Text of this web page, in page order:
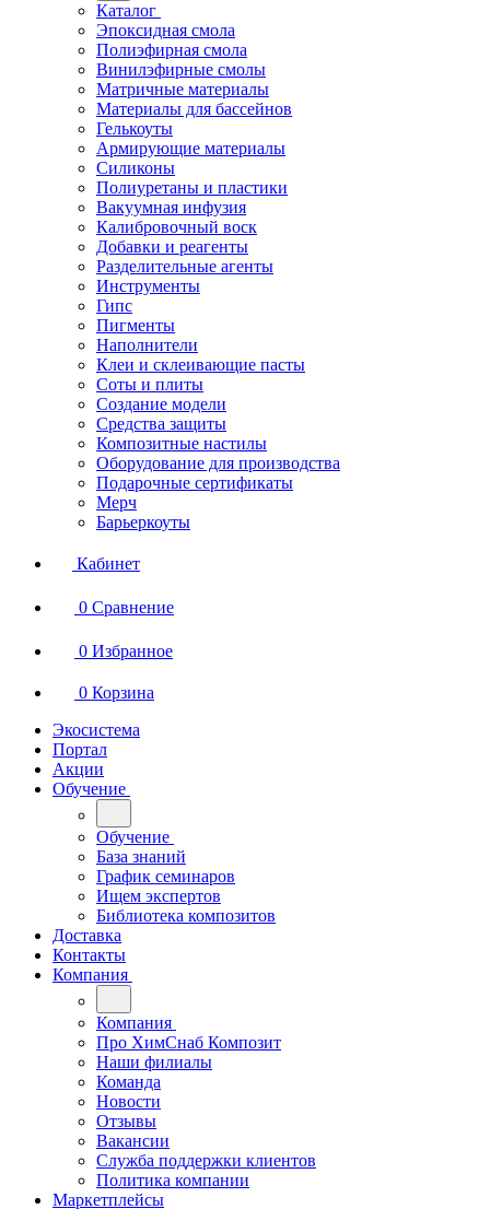
Каталог
Эпоксидная смола
Полиэфирная смола
Винилэфирные смолы
Матричные материалы
Материалы для бассейнов
Гелькоуты
Армирующие материалы
Силиконы
Полиуретаны и пластики
Вакуумная инфузия
Калибровочный воск
Добавки и реагенты
Разделительные агенты
Инструменты
Гипс
Пигменты
Наполнители
Клеи и склеивающие пасты
Соты и плиты
Создание модели
Средства защиты
Композитные настилы
Оборудование для производства
Подарочные сертификаты
Мерч
Барьеркоуты
Кабинет
0 Сравнение
0 Избранное
0 Корзина
Экосистема
Портал
Акции
Обучение
Обучение
База знаний
График семинаров
Ищем экспертов
Библиотека композитов
Доставка
Контакты
Компания
Компания
Про ХимСнаб Композит
Наши филиалы
Команда
Новости
Отзывы
Вакансии
Служба поддержки клиентов
Политика компании
Маркетплейсы